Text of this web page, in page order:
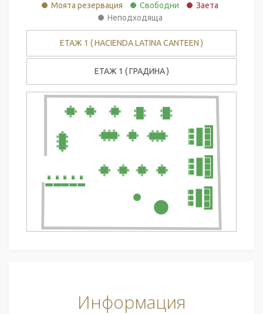
Моята резервация Свободни
Заета
Неподходяща
ЕТАЖ 1 ( HACIENDA LATINA CANTEEN )
ЕТАЖ 1 ( ГРАДИНА )
Информация